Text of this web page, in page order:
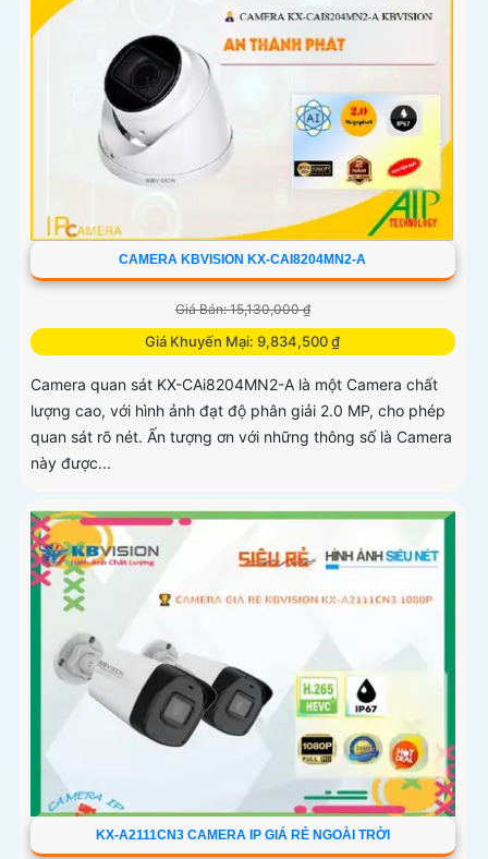
CAMERA KBVISION KX-CAI8204MN2-A
Giá Bán: 15,130,000 ₫
Giá Khuyến Mại: 9,834,500 ₫
Camera quan sát KX-CAi8204MN2-A là một Camera chất
lượng cao, với hình ảnh đạt độ phân giải 2.0 MP, cho phép
quan sát rõ nét. Ấn tượng ơn với những thông số là Camera
này được...
KX-A2111CN3 CAMERA IP GIÁ RẺ NGOÀI TRỜI